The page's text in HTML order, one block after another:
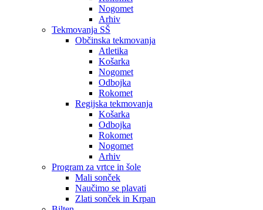
Nogomet
Arhiv
Tekmovanja SŠ
Občinska tekmovanja
Atletika
Košarka
Nogomet
Odbojka
Rokomet
Regijska tekmovanja
Košarka
Odbojka
Rokomet
Nogomet
Arhiv
Program za vrtce in šole
Mali sonček
Naučimo se plavati
Zlati sonček in Krpan